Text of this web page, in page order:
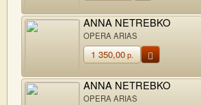
ANNA NETREBKO
OPERA ARIAS
1 350,00р.
ANNA NETREBKO
OPERA ARIAS